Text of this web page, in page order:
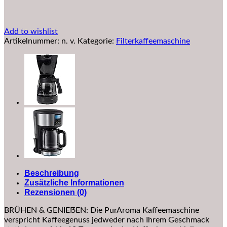
Add to wishlist
Artikelnummer: n. v. Kategorie: Filterkaffeemaschine
Beschreibung
Zusätzliche Informationen
Rezensionen (0)
BRÜHEN & GENIEẞEN: Die PurAroma Kaffeemaschine
verspricht Kaffeegenuss jedweder nach Ihrem Geschmack